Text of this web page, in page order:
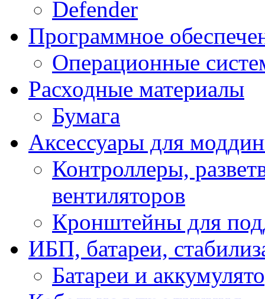
Defender
Программное
Операционные
Расходные материалы
Бумага
Аксессуары для
Контроллеры,
вентиляторов
Кронштейны для
ИБП, батареи,
Батареи и